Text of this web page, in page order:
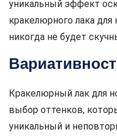
уникальный эффект
кракелюрного лака
никогда не будет
Кракелюрный лак для
выбор оттенков,
уникальный и